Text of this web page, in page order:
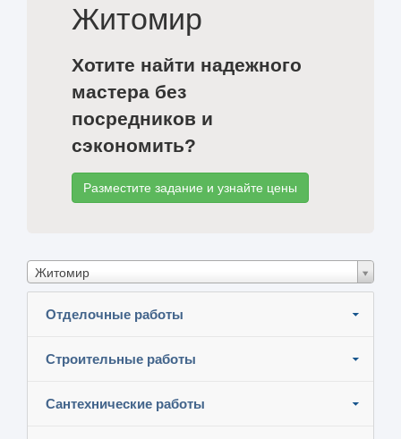
Житомир
Хотите найти надежного
мастера без
посредников и
сэкономить?
Разместите задание и узнайте цены
Житомир
Отделочные работы
Строительные работы
Сантехнические работы